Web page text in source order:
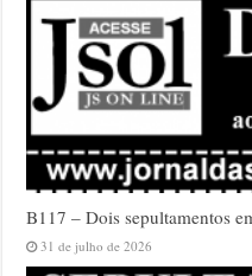
B117 – Dois sepultamentos
31 de julho de 2026